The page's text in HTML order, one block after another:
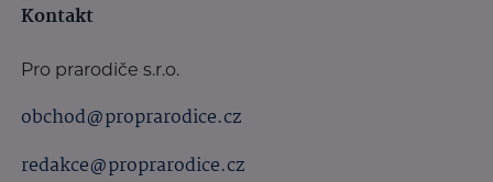
Kontakt
Pro prarodiče s.r.o.
obchod@proprarodice.cz
redakce@proprarodice.cz